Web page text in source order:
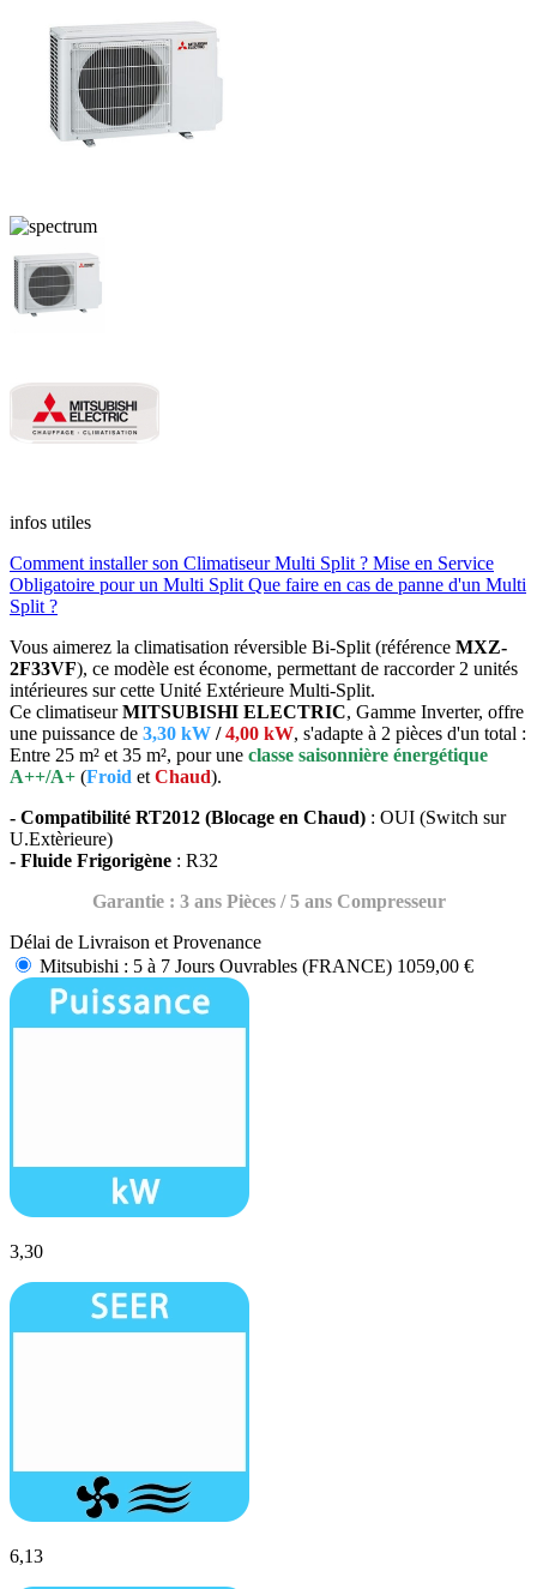
infos utiles
Comment installer son Climatiseur Multi Split ? Mise en Service
Obligatoire pour un Multi Split Que faire en cas de panne d'un Multi
Split ?
Vous aimerez la climatisation réversible Bi-Split (référence MXZ-
2F33VF), ce modèle est économe, permettant de raccorder 2 unités
intérieures sur cette Unité Extérieure Multi-Split.
Ce climatiseurMITSUBISHI ELECTRIC, Gamme Inverter, offre
une puissance de 3,30 kW / 4,00 kW, s'adapte à 2 pièces d'un total :
Entre 25 m² et 35 m², pour une classe saisonnière énergétique
A++/A+ (Froid et Chaud).
- Compatibilité RT2012 (Blocage en Chaud) : OUI (Switch sur
U.Extèrieure)
- Fluide Frigorigène : R32
Garantie : 3 ans Pièces / 5 ans Compresseur
Délai de Livraison et Provenance
Mitsubishi : 5 à 7 Jours Ouvrables (FRANCE) 1059,00 €
3,30
6,13